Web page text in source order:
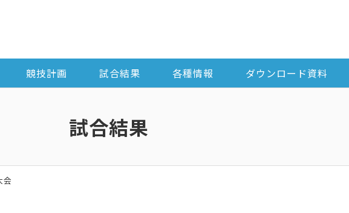
競技計画 試合結果 各種情報 ダウンロード資料
試合結果
会